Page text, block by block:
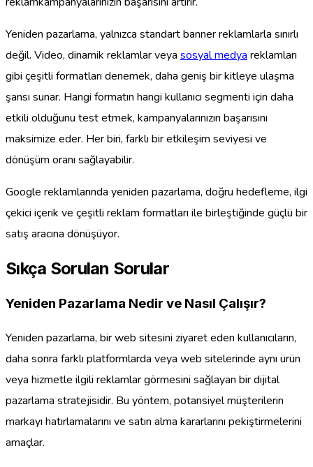
Yeniden pazarlama, yalnızca standart banner reklamlarla sınırlı
değil. Video, dinamik reklamlar veya sosyal medya reklamları
gibi çeşitli formatları denemek, daha geniş bir kitleye ulaşma
şansı sunar. Hangi formatın hangi kullanıcı segmenti için daha
etkili olduğunu test etmek, kampanyalarınızın başarısını
maksimize eder. Her biri, farklı bir etkileşim seviyesi ve
dönüşüm oranı sağlayabilir.
Google reklamlarında yeniden pazarlama, doğru hedefleme, ilgi
çekici içerik ve çeşitli reklam formatları ile birleştiğinde güçlü bir
satış aracına dönüşüyor.
Sıkça Sorulan Sorular
Yeniden Pazarlama Nedir ve Nasıl Çalışır?
Yeniden pazarlama, bir web sitesini ziyaret eden kullanıcıların,
daha sonra farklı platformlarda veya web sitelerinde aynı ürün
veya hizmetle ilgili reklamlar görmesini sağlayan bir dijital
pazarlama stratejisidir. Bu yöntem, potansiyel müşterilerin
markayı hatırlamalarını ve satın alma kararlarını pekiştirmelerini
amaçlar.